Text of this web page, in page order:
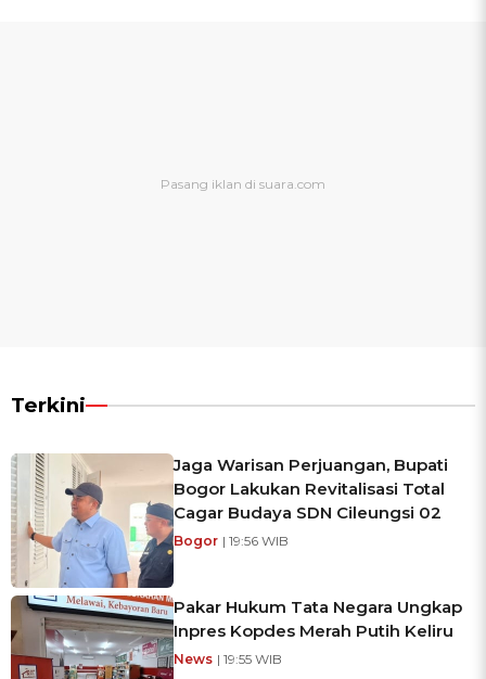
Terkini
Jaga Warisan Perjuangan, Bupati
Bogor Lakukan Revitalisasi Total
Cagar Budaya SDN Cileungsi 02
Bogor | 19:56 WIB
Pakar Hukum Tata Negara Ungkap
Inpres Kopdes Merah Putih Keliru
News | 19:55 WIB